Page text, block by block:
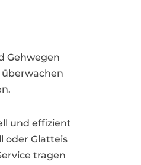
Gehwegen
und effizient
oder Glatteis
tragen